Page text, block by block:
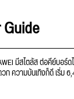
มีสไตลัส ต่อคีย์บอร์
ก ความบันเทิงก็ดี เริ่ม